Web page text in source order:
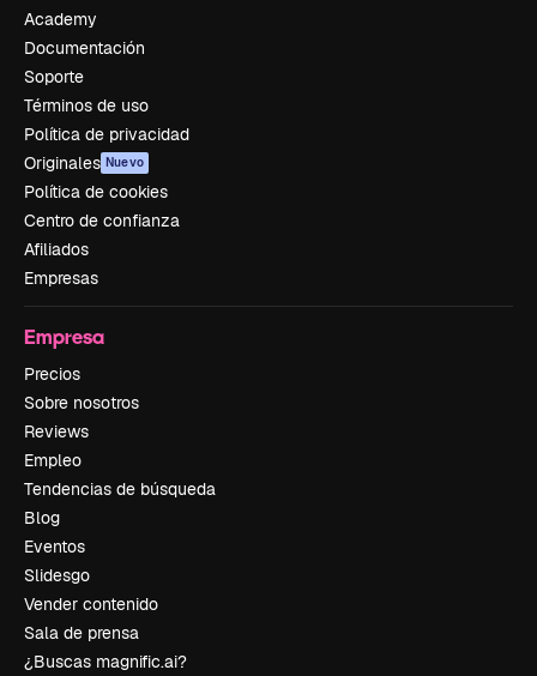
Academy
Documentación
Soporte
Términos de uso
Política de privacidad
Originales Nuevo
Política de cookies
Centro de confianza
Afiliados
Empresas
Empresa
Precios
Sobre nosotros
Reviews
Empleo
Tendencias de búsqueda
Blog
Eventos
Slidesgo
Vender contenido
Sala de prensa
¿Buscas magnific.ai?